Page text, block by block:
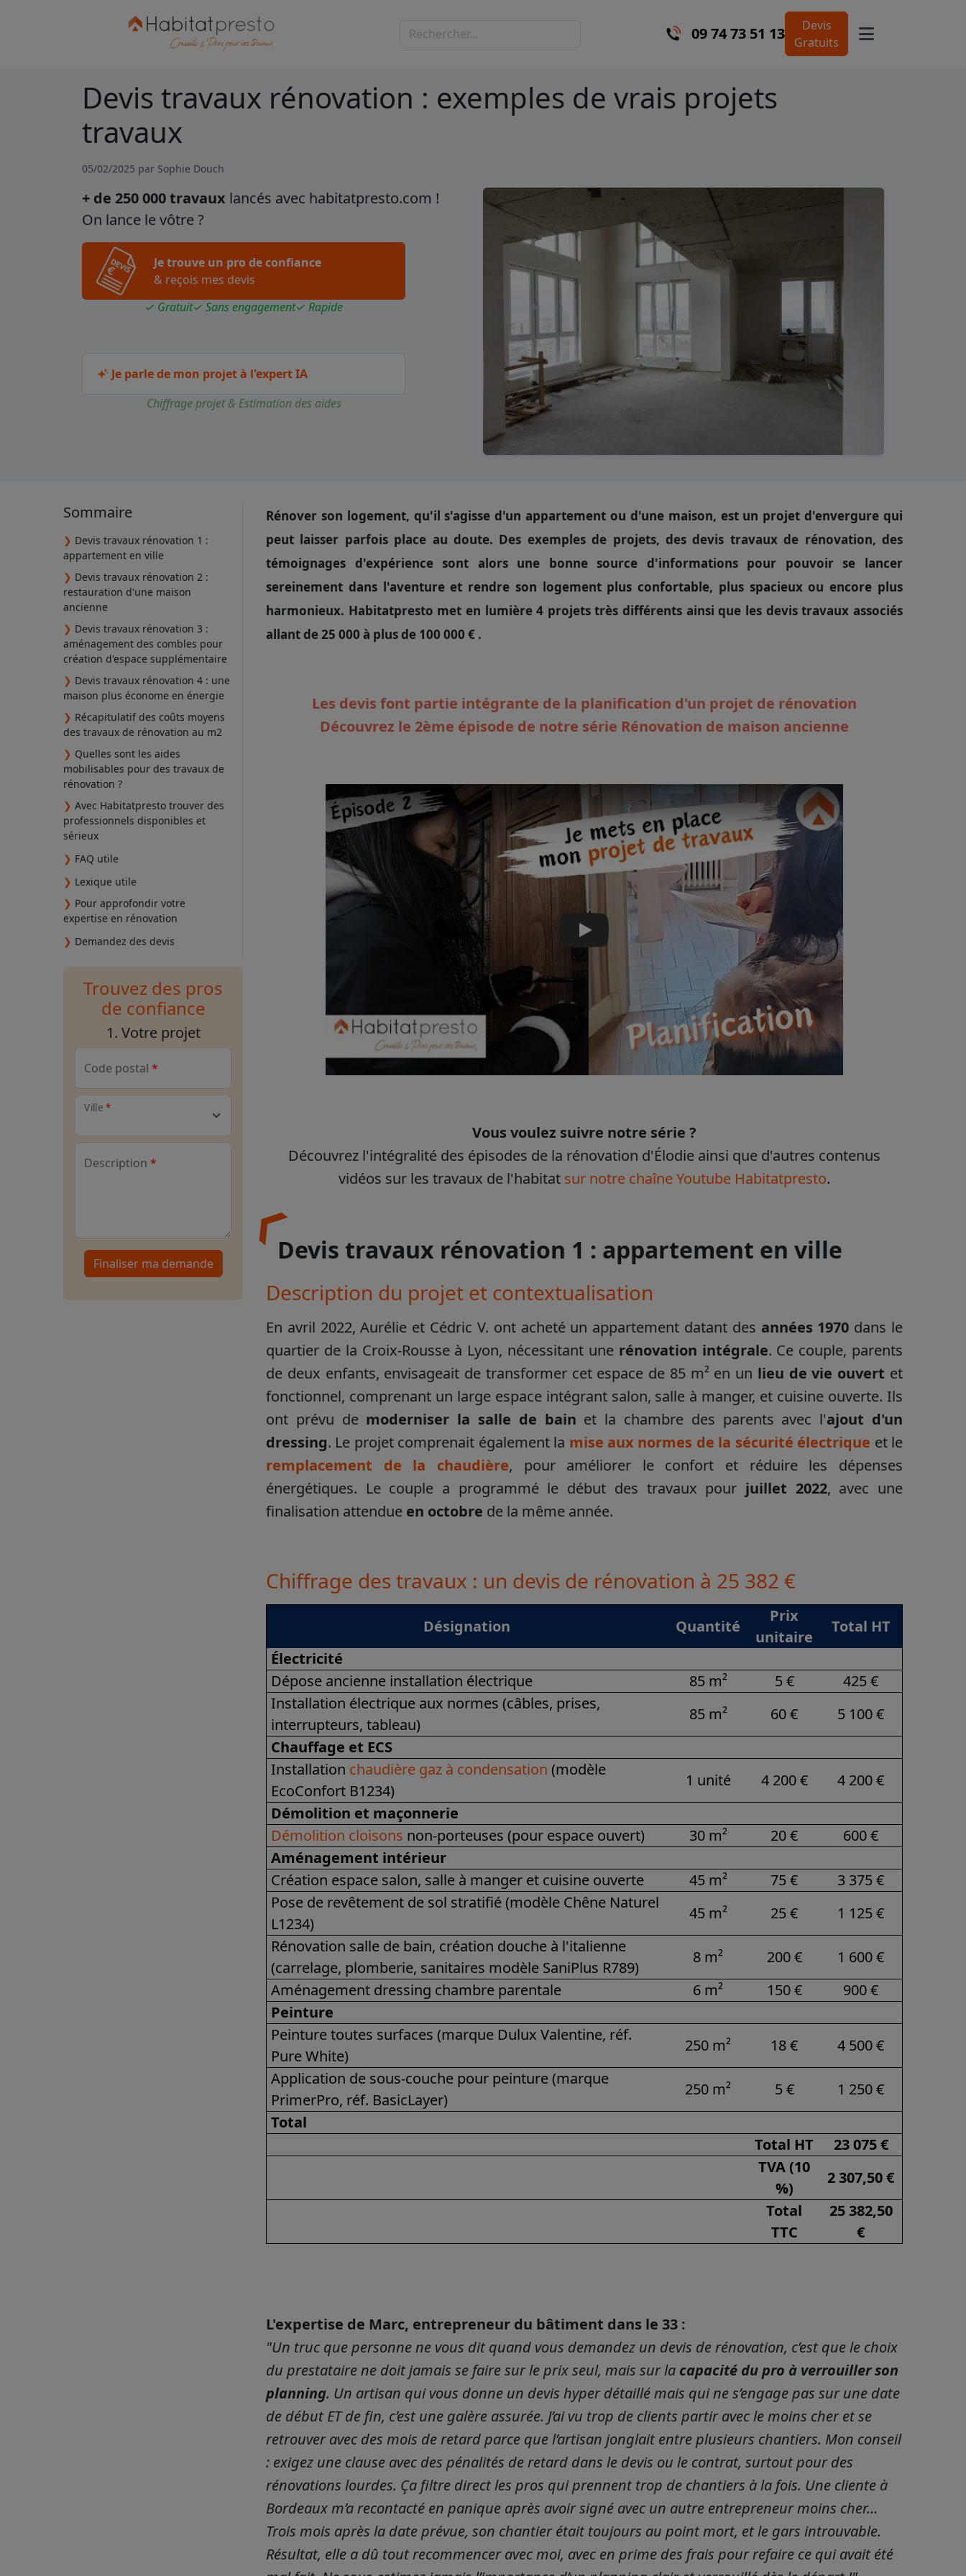
09 74 73 51 13
Devis
Gratuits
Devis travaux rénovation : exemples de vrais projets
travaux
05/02/2025 par Sophie Douch
+ de 250 000 travaux lancés avec habitatpresto.com !
On lance le vôtre ?
Je trouve un pro de confiance
& reçois mes devis
✓ Gratuit✓ Sans engagement✓ Rapide
Je parle de mon projet à l'expert IA
Chiffrage projet & Estimation des aides
Sommaire
❯ Devis travaux rénovation 1 :
appartement en ville
❯ Devis travaux rénovation 2 :
restauration d'une maison
ancienne
❯ Devis travaux rénovation 3 :
aménagement des combles pour
création d'espace supplémentaire
❯ Devis travaux rénovation 4 : une
maison plus économe en énergie
❯ Récapitulatif des coûts moyens
des travaux de rénovation au m2
❯ Quelles sont les aides
mobilisables pour des travaux de
rénovation ?
❯ Avec Habitatpresto trouver des
professionnels disponibles et
sérieux
❯ FAQ utile
❯ Lexique utile
❯ Pour approfondir votre
expertise en rénovation
❯ Demandez des devis
Trouvez des pros
de confiance
1. Votre projet
Code postal
Ville
Description
Finaliser ma demande
Rénover son logement, qu'il s'agisse d'un appartement ou d'une maison, est un projet d'envergure qui
peut laisser parfois place au doute. Des exemples de projets, des devis travaux de rénovation, des
témoignages d'expérience sont alors une bonne source d'informations pour pouvoir se lancer
sereinement dans l'aventure et rendre son logement plus confortable, plus spacieux ou encore plus
harmonieux. Habitatpresto met en lumière 4 projets très différents ainsi que les devis travaux associés
allant de 25 000 à plus de 100 000 € .
Les devis font partie intégrante de la planification d'un projet de rénovation
Découvrez le 2ème épisode de notre série Rénovation de maison ancienne
Play
Vous voulez suivre notre série ?
Découvrez l'intégralité des épisodes de la rénovation d'Élodie ainsi que d'autres contenus
vidéos sur les travaux de l'habitat sur notre chaîne Youtube Habitatpresto.
Devis travaux rénovation 1 : appartement en ville
Description du projet et contextualisation
En avril 2022, Aurélie et Cédric V. ont acheté un appartement datant des années 1970 dans le
quartier de la Croix-Rousse à Lyon, nécessitant une rénovation intégrale. Ce couple, parents
de deux enfants, envisageait de transformer cet espace de 85 m² en un lieu de vie ouvert et
fonctionnel, comprenant un large espace intégrant salon, salle à manger, et cuisine ouverte. Ils
ont prévu de moderniser la salle de bain et la chambre des parents avec l'ajout d'un
dressing. Le projet comprenait également la mise aux normes de la sécurité électrique et le
remplacement de la chaudière, pour améliorer le confort et réduire les dépenses
énergétiques. Le couple a programmé le début des travaux pour juillet 2022, avec une
finalisation attendue en octobre de la même année.
Chiffrage des travaux : un devis de rénovation à 25 382 €
Désignation Quantité
Prix
unitaire
Total HT
Électricité
Dépose ancienne installation électrique
85 m² 5 €
425 €
Installation électrique aux normes (câbles, prises,
interrupteurs, tableau)
85 m² 60 €
5 100 €
Chauffage et ECS
Installation chaudière gaz à condensation (modèle
EcoConfort B1234)
1 unité 4 200 €
4 200 €
Démolition et maçonnerie
Démolition cloisons non-porteuses (pour espace ouvert) 30 m² 20 €
600 €
Aménagement intérieur
Création espace salon, salle à manger et cuisine ouverte
45 m² 75 €
3 375 €
Pose de revêtement de sol stratifié (modèle Chêne Naturel
L1234)
45 m² 25 €
1 125 €
Rénovation salle de bain, création douche à l'italienne
(carrelage, plomberie, sanitaires modèle SaniPlus R789)
8 m² 200 €
1 600 €
Aménagement dressing chambre parentale
6 m² 150 €
900 €
Peinture
Peinture toutes surfaces (marque Dulux Valentine, réf.
Pure White)
250 m² 18 €
4 500 €
Application de sous-couche pour peinture (marque
PrimerPro, réf. BasicLayer)
250 m² 5 €
1 250 €
Total
Total HT
23 075 €
TVA (10
%)
2 307,50 €
Total
TTC
25 382,50
€
L'expertise de Marc, entrepreneur du bâtiment dans le 33 :
"Un truc que personne ne vous dit quand vous demandez un devis de rénovation, c’est que le choix
du prestataire ne doit jamais se faire sur le prix seul, mais sur la capacité du pro à verrouiller son
planning. Un artisan qui vous donne un devis hyper détaillé mais qui ne s’engage pas sur une date
de début ET de fin, c’est une galère assurée. J’ai vu trop de clients partir avec le moins cher et se
retrouver avec des mois de retard parce que l’artisan jonglait entre plusieurs chantiers. Mon conseil
: exigez une clause avec des pénalités de retard dans le devis ou le contrat, surtout pour des
rénovations lourdes. Ça filtre direct les pros qui prennent trop de chantiers à la fois. Une cliente à
Bordeaux m’a recontacté en panique après avoir signé avec un autre entrepreneur moins cher…
Trois mois après la date prévue, son chantier était toujours au point mort, et le gars introuvable.
Résultat, elle a dû tout recommencer avec moi, avec en prime des frais pour refaire ce qui avait été